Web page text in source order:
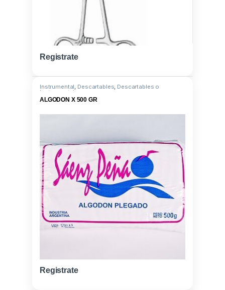
Registrate
Instrumental, Descartables, Descartables o
Instrumental
ALGODON X 500 GR
Registrate